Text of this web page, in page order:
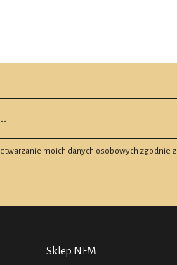
moich danych osobowych zgodnie z
Sklep NFM